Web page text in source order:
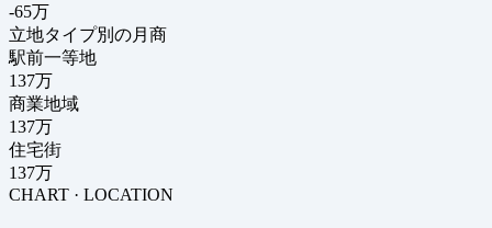
-65万
立地タイプ別の月商
駅前一等地
137万
商業地域
137万
住宅街
137万
CHART · LOCATION